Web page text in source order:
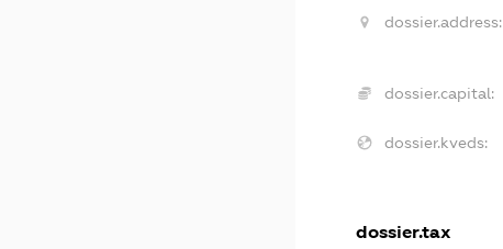
dossier.address:
dossier.capital:
dossier.kveds:
dossier.tax